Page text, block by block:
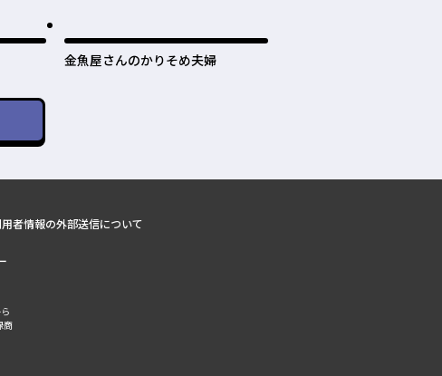
金魚屋さんのかりそめ夫婦
者情報の外部送信について
商